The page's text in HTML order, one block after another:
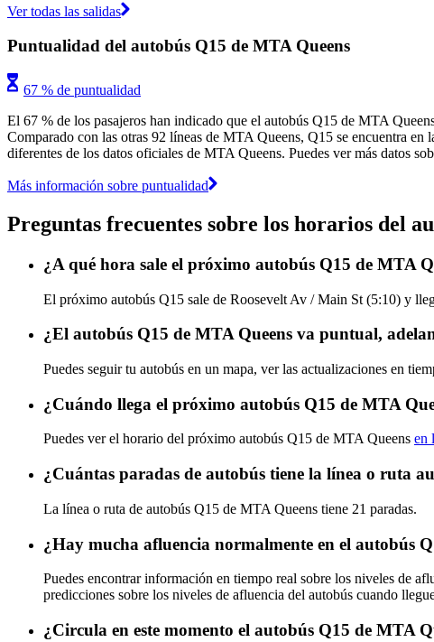
Ver todas las salidas
Puntualidad del autobús Q15 de MTA Queens
67 % de puntualidad
El 67 % de los pasajeros han indicado que el autobús Q15 de MTA
Comparado con las otras 92 líneas de MTA Queens, Q15 se encuentra en
diferentes de los datos oficiales de MTA Queens. Puedes ver más datos
Más información sobre puntualidad
Preguntas frecuentes sobre los horarios del
¿A qué hora sale el próximo autobús Q15 de MTA
El próximo autobús Q15 sale de Roosevelt Av / Main St (5:10) y
¿El autobús Q15 de MTA Queens va puntual,
Puedes seguir tu autobús en un mapa, ver las actualizaciones en
¿Cuándo llega el próximo autobús Q15 de MTA
Puedes ver el horario del próximo autobús Q15 de MTA Queens en
¿Cuántas paradas de autobús tiene la línea o ruta
La línea o ruta de autobús Q15 de MTA Queens tiene 21 paradas.
¿Hay mucha afluencia normalmente en el autobús
Puedes encontrar información en tiempo real sobre los niveles de
predicciones sobre los niveles de afluencia del autobús cuando
¿Circula en este momento el autobús Q15 de MTA